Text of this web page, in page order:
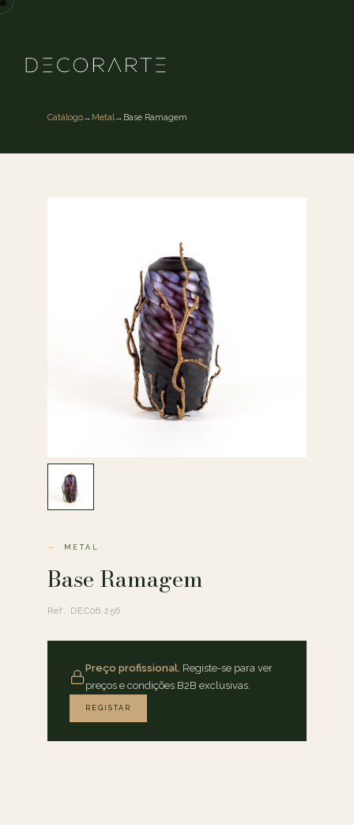
Catálogo→ Metal→ Base Ramagem
METAL
Base Ramagem
Ref. DEC06.256
Preço profissional. Registe-se para ver
preços e condições B2B exclusivas.
REGISTAR